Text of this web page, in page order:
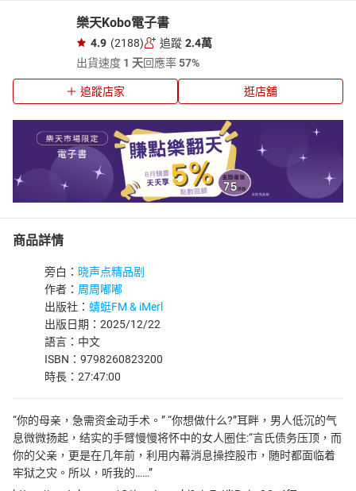
樂天Kobo電子書
4.9 (2188) 追蹤 2.4萬
出貨速度 1 天回應率57%
追蹤店家 逛店舖
商品詳情
旁白： 晓声点精品剧
作者： 周周嘟嘟
出版社： 蜻蜓FM & iMerl
出版日期：2025/12/22
語言：中文
ISBN：9798260823200
時長：27:47:00
“你的母亲，急需资金动手术。” “你想做什么?”耳畔，男人低沉的气
息微微扬起，结实的手臂慢慢将怀中的女人圈住:“言氏债务压顶，而
你的父亲，更是在几年前，利用内幕消息操控股市，随时都面临着
牢狱之灾。所以，听我的……”